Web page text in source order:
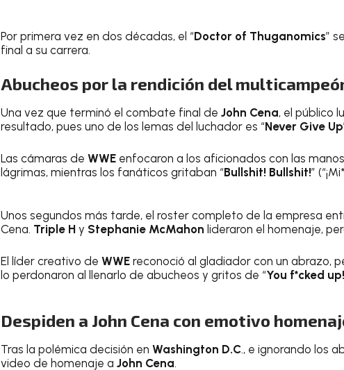
Por primera vez en dos décadas, el “Doctor of Thuganomics”
final a su carrera.
Abucheos por la rendición del
Una vez que terminó el combate final de John Cena, el público
resultado, pues uno de los lemas del luchador es “Never Give Up
Las cámaras de WWE enfocaron a los aficionados con las
lágrimas, mientras los fanáticos gritaban “Bullshit! Bullshit!”
Unos segundos más tarde, el roster completo de la empresa
Cena. Triple H y Stephanie McMahon lideraron el homenaje,
El líder creativo de WWE reconoció al gladiador con un abrazo,
lo perdonaron al llenarlo de abucheos y gritos de “You f*cked up!
Despiden a John Cena con emotivo
Tras la polémica decisión en Washington D.C., e ignorando los
video de homenaje a John Cena.